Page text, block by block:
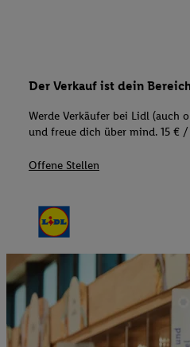
Der Verkauf ist dein
Werde Verkäufer bei Lidl (auch
und freue dich über mind. 15 € /
Offene Stellen